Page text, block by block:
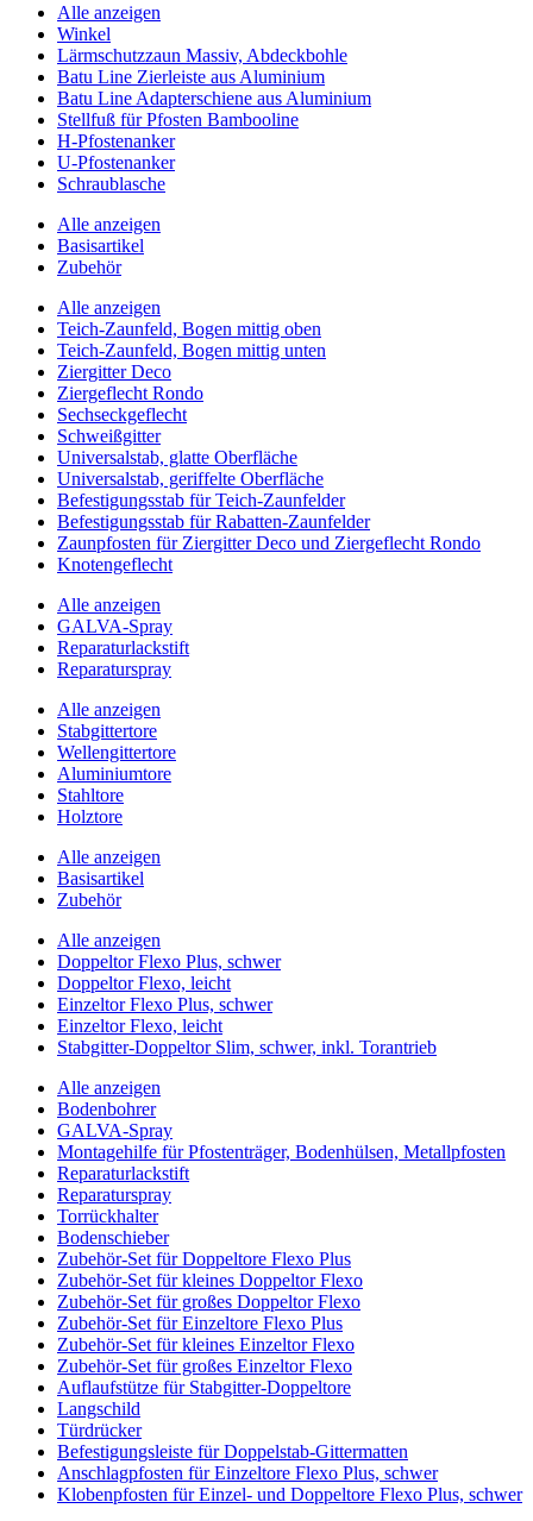
Alle anzeigen
Winkel
Lärmschutzzaun Massiv, Abdeckbohle
Batu Line Zierleiste aus Aluminium
Batu Line Adapterschiene aus Aluminium
Stellfuß für Pfosten Bambooline
H-Pfostenanker
U-Pfostenanker
Schraublasche
Alle anzeigen
Basisartikel
Zubehör
Alle anzeigen
Teich-Zaunfeld, Bogen mittig oben
Teich-Zaunfeld, Bogen mittig unten
Ziergitter Deco
Ziergeflecht Rondo
Sechseckgeflecht
Schweißgitter
Universalstab, glatte Oberfläche
Universalstab, geriffelte Oberfläche
Befestigungsstab für Teich-Zaunfelder
Befestigungsstab für Rabatten-Zaunfelder
Zaunpfosten für Ziergitter Deco und Ziergeflecht Rondo
Knotengeflecht
Alle anzeigen
GALVA-Spray
Reparaturlackstift
Reparaturspray
Alle anzeigen
Stabgittertore
Wellengittertore
Aluminiumtore
Stahltore
Holztore
Alle anzeigen
Basisartikel
Zubehör
Alle anzeigen
Doppeltor Flexo Plus, schwer
Doppeltor Flexo, leicht
Einzeltor Flexo Plus, schwer
Einzeltor Flexo, leicht
Stabgitter-Doppeltor Slim, schwer, inkl. Torantrieb
Alle anzeigen
Bodenbohrer
GALVA-Spray
Montagehilfe für Pfostenträger, Bodenhülsen, Metallpfosten
Reparaturlackstift
Reparaturspray
Torrückhalter
Bodenschieber
Zubehör-Set für Doppeltore Flexo Plus
Zubehör-Set für kleines Doppeltor Flexo
Zubehör-Set für großes Doppeltor Flexo
Zubehör-Set für Einzeltore Flexo Plus
Zubehör-Set für kleines Einzeltor Flexo
Zubehör-Set für großes Einzeltor Flexo
Auflaufstütze für Stabgitter-Doppeltore
Langschild
Türdrücker
Befestigungsleiste für Doppelstab-Gittermatten
Anschlagpfosten für Einzeltore Flexo Plus, schwer
Klobenpfosten für Einzel- und Doppeltore Flexo Plus, schwer